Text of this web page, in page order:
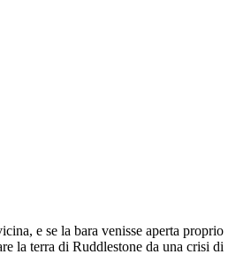
e se la bara venisse aperta proprio
la terra di Ruddlestone da una crisi di